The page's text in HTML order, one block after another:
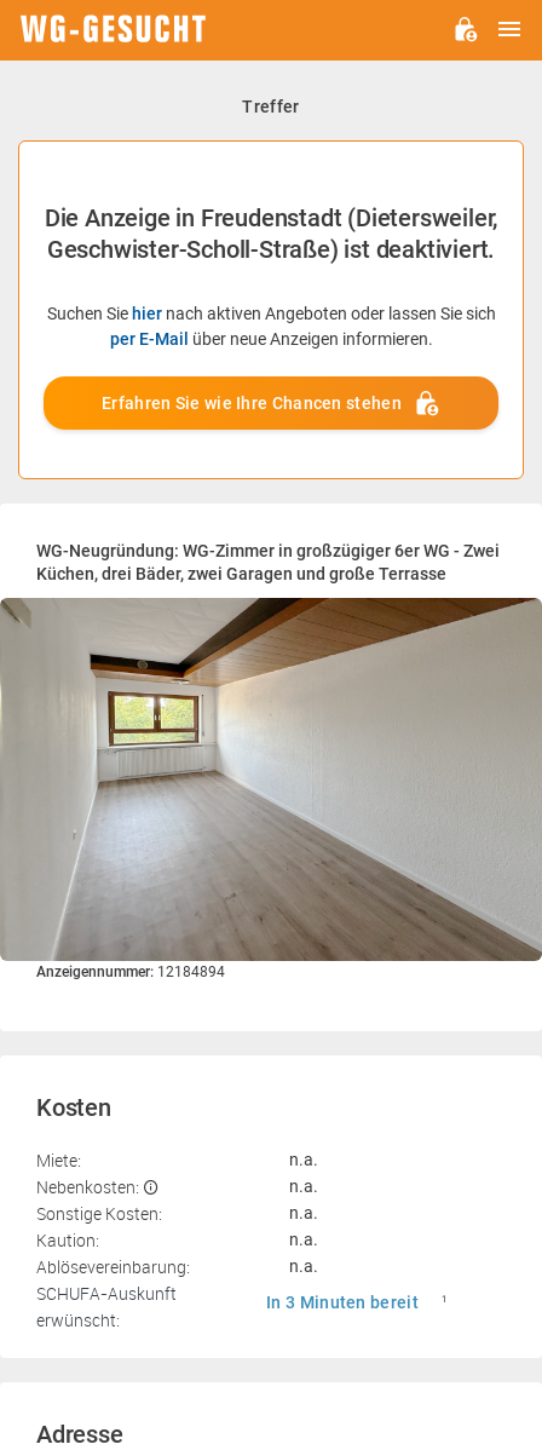
Treffer
Die Anzeige in Freudenstadt (Dietersweiler,
Geschwister-Scholl-Straße) ist deaktiviert.
Suchen Sie hiernach aktiven Angeboten oder lassen Sie sich
per E-Mail über neue Anzeigen informieren.
Erfahren Sie wie Ihre Chancen stehen
WG-Neugründung: WG-Zimmer in großzügiger 6er WG - Zwei
Küchen, drei Bäder, zwei Garagen und große Terrasse
Anzeigennummer: 12184894
Kosten
Miete: n.a.
Nebenkosten: n.a.
Sonstige Kosten: n.a.
Kaution: n.a.
Ablösevereinbarung: n.a.
SCHUFA-Auskunft
erwünscht:
In 3 Minuten bereit 1
Adresse